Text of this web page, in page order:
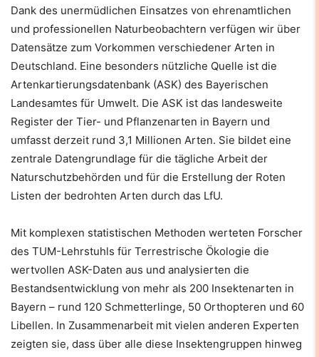
Dank des unermüdlichen Einsatzes von ehrenamtlichen
und professionellen Naturbeobachtern verfügen wir über
Datensätze zum Vorkommen verschiedener Arten in
Deutschland. Eine besonders nützliche Quelle ist die
Artenkartierungsdatenbank (ASK) des Bayerischen
Landesamtes für Umwelt. Die ASK ist das landesweite
Register der Tier- und Pflanzenarten in Bayern und
umfasst derzeit rund 3,1 Millionen Arten. Sie bildet eine
zentrale Datengrundlage für die tägliche Arbeit der
Naturschutzbehörden und für die Erstellung der Roten
Listen der bedrohten Arten durch das LfU.
Mit komplexen statistischen Methoden werteten Forscher
des TUM-Lehrstuhls für Terrestrische Ökologie die
wertvollen ASK-Daten aus und analysierten die
Bestandsentwicklung von mehr als 200 Insektenarten in
Bayern – rund 120 Schmetterlinge, 50 Orthopteren und 60
Libellen. In Zusammenarbeit mit vielen anderen Experten
zeigten sie, dass über alle diese Insektengruppen hinweg